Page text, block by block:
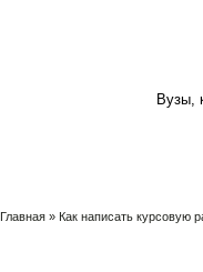
Вузы,
Главная » Как написать курсовую